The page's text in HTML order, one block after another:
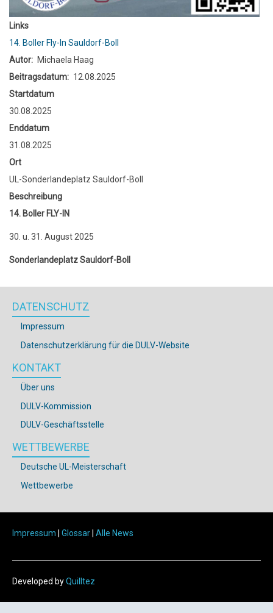
Links
14. Boller Fly-In Sauldorf-Boll
Autor
Michaela Haag
Beitragsdatum
12.08.2025
Startdatum
30.08.2025
Enddatum
31.08.2025
Ort
UL-Sonderlandeplatz Sauldorf-Boll
Beschreibung
14. Boller FLY-IN
30. u. 31. August 2025
Sonderlandeplatz Sauldorf-Boll
DATENSCHUTZ
Impressum
Datenschutzerklärung für die DULV-Website
KONTAKT
Über uns
DULV-Kommission
DULV-Geschäftsstelle
WETTBEWERBE
Deutsche UL-Meisterschaft
Wettbewerbe
Impressum Glossar Alle News
Developed byQuilltez